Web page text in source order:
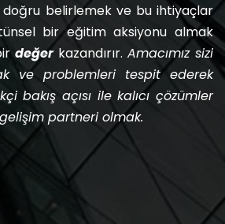
doğru belirlemek ve bu ihtiyaçlar
bir eğitim aksiyonu almak
değerkazandırır. Amacımız sizi
ve problemleri tespit ederek
bakış açısı ile kalıcı çözümler
partneri olmak.